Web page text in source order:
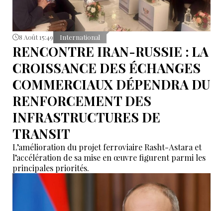
8 Août 15:49 International
RENCONTRE IRAN-RUSSIE : LA
CROISSANCE DES ÉCHANGES
COMMERCIAUX DÉPENDRA DU
RENFORCEMENT DES
INFRASTRUCTURES DE
TRANSIT
L’amélioration du projet ferroviaire Rasht-Astara et
l’accélération de sa mise en œuvre figurent parmi les
principales priorités.